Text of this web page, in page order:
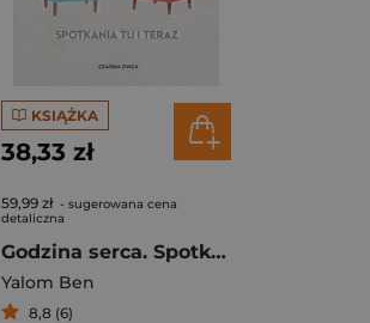
KSIĄŻKA
38,33 zł
59,99 zł - sugerowana cena
detaliczna
Godzina serca. Spotkania „tu i teraz”
Yalom Ben
8,8 (6)